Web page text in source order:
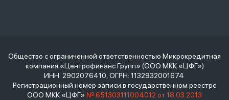
Общество с ограниченной ответственностью Микрокредитная
компания «Центрофинанс Групп» (ООО МКК «ЦФГ»)
ИНН: 2902076410, ОГРН: 1132932001674
Регистрационный номер записи в государственном реестре
ООО МКК «ЦФГ» № 651303111004012 от 18.03.2013